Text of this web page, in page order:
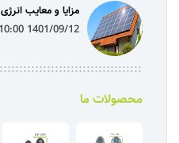
مزایا و معایب
1401/09/12 10:00
محصولات ما